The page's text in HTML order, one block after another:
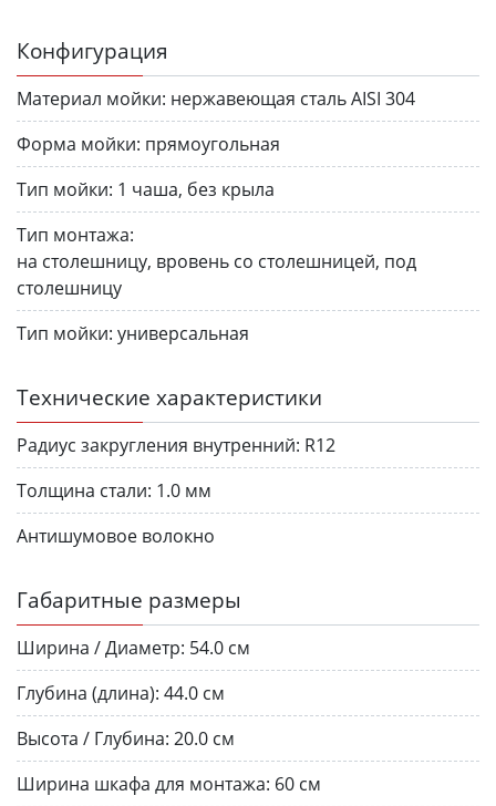
Конфигурация
Материал мойки: нержавеющая сталь AISI 304
Форма мойки: прямоугольная
Тип мойки: 1 чаша, без крыла
Тип монтажа:
на столешницу, вровень со столешницей, под
столешницу
Тип мойки: универсальная
Технические характеристики
Радиус закругления внутренний: R12
Толщина стали: 1.0 мм
Антишумовое волокно
Габаритные размеры
Ширина / Диаметр: 54.0 см
Глубина (длина): 44.0 см
Высота / Глубина: 20.0 см
Ширина шкафа для монтажа: 60 см